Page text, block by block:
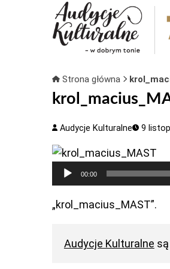
Strona główna
Audycje Kulturalne 9
Odtwarzacz
plików
dźwiękowych
00:00
„krol_macius_MAST”.
Audycje Kulturalne